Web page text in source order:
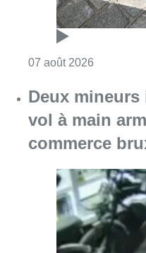
07 août 2026
Deux
vol à main
commerce